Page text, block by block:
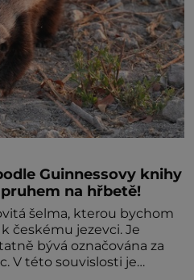
Guinnessovy knihy
na hřbetě!
šelma, kterou bychom
českému jezevci. Je
bývá označována za
V této souvislosti je